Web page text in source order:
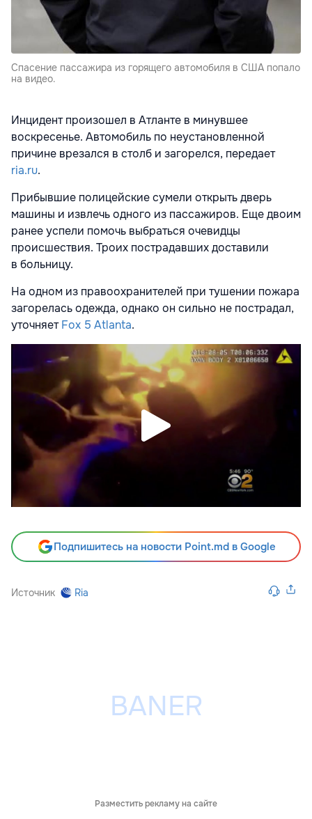
Спасение пассажира из горящего автомобиля в США попало
на видео.
Инцидент произошел в Атланте в минувшее
воскресенье. Автомобиль по неустановленной
причине врезался в столб и загорелся, передает
ria.ru.
Прибывшие полицейские сумели открыть дверь
машины и извлечь одного из пассажиров. Еще двоим
ранее успели помочь выбраться очевидцы
происшествия. Троих пострадавших доставили
в больницу.
На одном из правоохранителей при тушении пожара
загорелась одежда, однако он сильно не пострадал,
уточняетFox 5 Atlanta.
Подпишитесь на новости Point.md в Google
Источник Ria
Разместить рекламу на сайте